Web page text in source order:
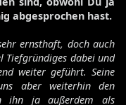
abgesprochen hast.
ernsthaft, doch auch
Tiefgründiges dabei und
weiter geführt. Seine
aber weiterhin den
ihn ja außerdem als